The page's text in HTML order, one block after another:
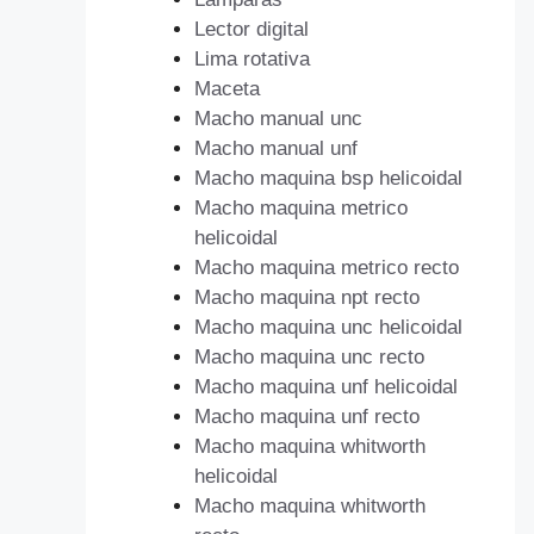
Lector digital
Lima rotativa
Maceta
Macho manual unc
Macho manual unf
Macho maquina bsp helicoidal
Macho maquina metrico
helicoidal
Macho maquina metrico recto
Macho maquina npt recto
Macho maquina unc helicoidal
Macho maquina unc recto
Macho maquina unf helicoidal
Macho maquina unf recto
Macho maquina whitworth
helicoidal
Macho maquina whitworth